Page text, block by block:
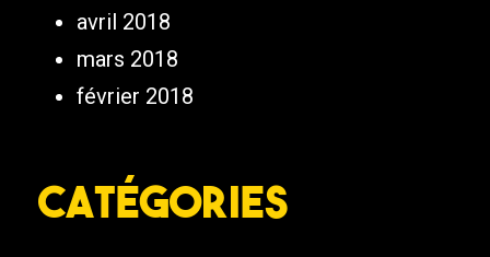
avril 2018
mars 2018
février 2018
Catégories